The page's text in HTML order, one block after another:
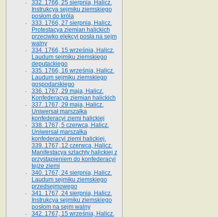
332. 1766, 25 sierpnia, Halicz.
Instrukcya sejmiku ziemskiego
posłom do króla
333. 1766, 27 sierpnia, Halicz.
Protestacya ziemian halickich
przeciwko elekcyi posła na sejm
walny
334. 1766, 15 września, Halicz.
Laudum sejmiku ziemskiego
deputackiego
335. 1766, 16 września, Halicz.
Laudum sejmiku ziemskiego
gospodarskiego
336. 1767, 29 maja, Halicz.
Konfederacya ziemian halickich
337. 1767, 29 maja, Halicz.
Uniwersał marszałka
konfederacyi ziemi halickiej
338. 1767, 5 czerwca, Halicz.
Uniwersał marszałka
konfederacyi ziemi halickiej.
339. 1767, 12 czerwca, Halicz.
Manifestacya szlachty halickiej z
przystąpieniem do konfederacyi
tejże ziemi
340. 1767, 24 sierpnia, Halicz.
Laudum sejmiku ziemskiego
przedsejmowego
341. 1767, 24 sierpnia, Halicz.
Instrukcya sejmiku ziemskiego
posłom na sejm walny
342. 1767, 15 września, Halicz.